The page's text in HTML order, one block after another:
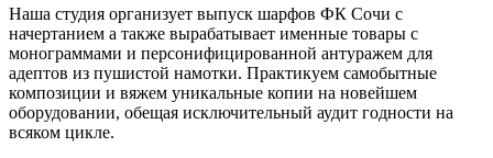
Наша студия организует выпуск шарфов ФК Сочи с
начертанием а также вырабатывает именные товары с
монограммами и персонифицированной антуражем для
адептов из пушистой намотки. Практикуем самобытные
композиции и вяжем уникальные копии на новейшем
оборудовании, обещая исключительный аудит годности на
всяком цикле.